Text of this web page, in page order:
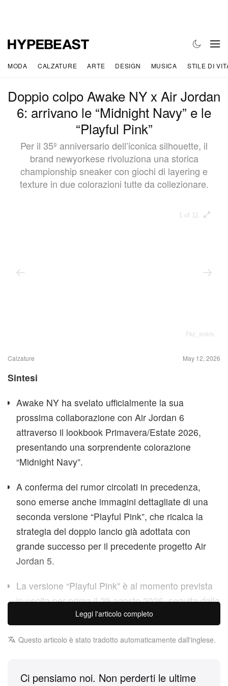
MODA CALZATURE ARTE DESIGN MUSICA STILE DI
Doppio colpo Awake NY x Air Jordan
6: arrivano le “Midnight Navy” e le
“Playful Pink”
Per il 35º anniversario dell’iconica silhouette, il
brand newyorkese rivoluziona una storica
championship sneaker con giochi di layering e
texture in due colorazioni tutte da collezionare.
1 of 11
Fkz_snkrs
Calzature May 12, 2026
Sintesi
Awake NY ha svelato ufficialmente la sua
prossima collaborazione con Air Jordan 6
attraverso il lookbook Primavera/Estate 2026,
presentando una sorprendente colorazione
“Midnight Navy”.
A conferma dei rumor circolati in precedenza,
sono emerse anche immagini dettagliate di una
seconda versione “Playful Pink”, che ricalca la
strategia del doppio lancio già adottata con
grande successo per il precedente progetto Air
Jordan 5.
La versione “Playful Pink” è al momento prevista
in uscita per prima il 29 agosto 2026, seguita dalla
“Midnight Navy” nel corso di settembre, entrambe
Leggi l'articolo completo
Questo articolo è stato tradotto automaticamente dall'inglese.
Ci pensiamo noi. Non perderti le ultime